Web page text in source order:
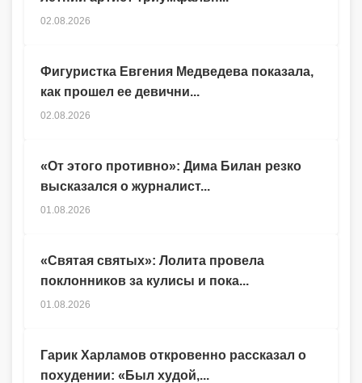
Гарик Харламов откровенно рассказал о
похудении: «Был худой,...
02.08.2026
Фигуристка Евгения Медведева показала,
как прошел ее девични...
02.08.2026
«От этого противно»: Дима Билан резко
высказался о журналист...
01.08.2026
«Святая святых»: Лолита провела
поклонников за кулисы и пока...
01.08.2026